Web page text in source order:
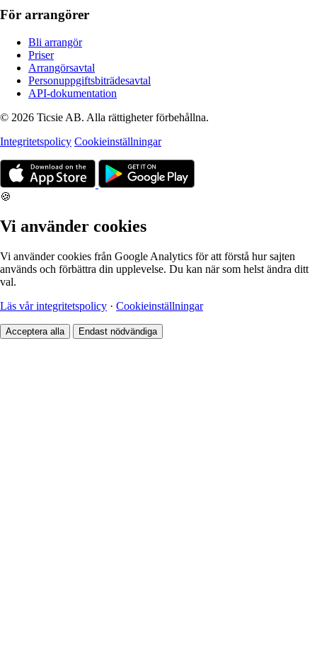
För arrangörer
Bli arrangör
Priser
Arrangörsavtal
Personuppgiftsbiträdesavtal
API-dokumentation
© 2026 Ticsie AB. Alla rättigheter förbehållna.
Integritetspolicy Cookieinställningar
🍪
Vi använder cookies
Vi använder cookies från Google Analytics för att förstå hur sajten
används och förbättra din upplevelse. Du kan när som helst ändra ditt
val.
Läs vår integritetspolicy · Cookieinställningar
Acceptera alla Endast nödvändiga